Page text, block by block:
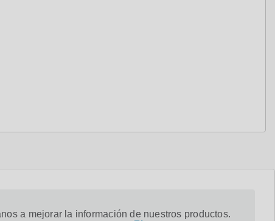
a mejorar la información de nuestros productos.